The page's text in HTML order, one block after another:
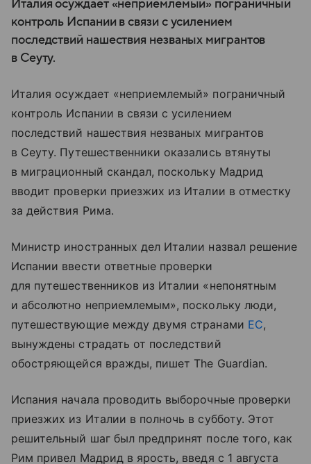
Италия осуждает «неприемлемый» пограничный
контроль Испании в связи с усилением
последствий нашествия незваных мигрантов
в Сеуту.
Италия осуждает «неприемлемый» пограничный
контроль Испании в связи с усилением
последствий нашествия незваных мигрантов
в Сеуту. Путешественники оказались втянуты
в миграционный скандал, поскольку Мадрид
вводит проверки приезжих из Италии в отместку
за действия Рима.
Министр иностранных дел Италии назвал решение
Испании ввести ответные проверки
для путешественников из Италии «непонятным
и абсолютно неприемлемым», поскольку люди,
путешествующие между двумя странами ЕС,
вынуждены страдать от последствий
обостряющейся вражды, пишет The Guardian.
Испания начала проводить выборочные проверки
приезжих из Италии в полночь в субботу. Этот
решительный шаг был предпринят после того, как
Рим привел Мадрид в ярость, введя с 1 августа